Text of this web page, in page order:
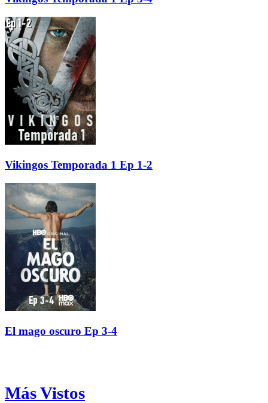
Vikingos Temporada 1 Ep 1-2
El mago oscuro Ep 3-4
Más Vistos